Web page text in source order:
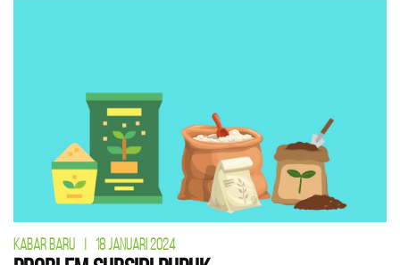
KABAR BARU | 18 JANUARI 2024